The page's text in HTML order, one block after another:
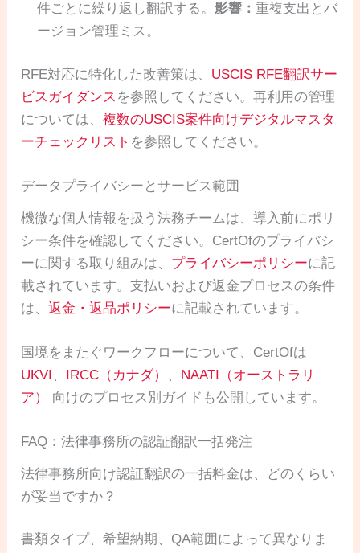
件ごとに繰り返し翻訳する。影響：重複支出とバ
ージョン管理ミス。
RFE対応に特化した改善策は、 USCIS RFE翻訳サー
ビスガイダンス を参照してください。再利用の管理
については、複数のUSCIS案件向けデジタルマスタ
ーチェックリスト を参照してください。
データプライバシーとサービス範囲
機微な個人情報を扱う法務チームは、導入前にポリ
シー条件を確認してください。CertOfのプライバシ
ーに関する取り組みは、 プライバシーポリシーに記
載されています。支払いおよび返金プロセスの条件
は、返金・返品ポリシーに記載されています。
国境をまたぐワークフローについて、CertOfは
UKVI
IRCC（カナダ）
NAATI（オーストラリ
ア）
向けのプロセス別ガイドも公開しています。
FAQ：法律事務所の認証翻訳一括発注
法律事務所向け認証翻訳の一括料金は、どのくらい
が妥当ですか？
書類タイプ、希望納期、QA範囲によって異なりま